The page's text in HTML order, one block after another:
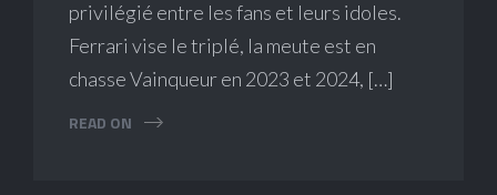
privilégié entre les fans et leurs idoles.
Ferrari vise le triplé, la meute est en
chasse Vainqueur en 2023 et 2024, […]
READ ON